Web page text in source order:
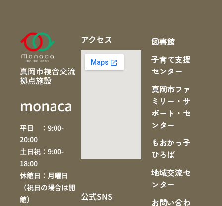
真岡市複合交流
拠点施設
monaca
平日 ：9:00-
20:00
土日祝：9:00-
18:00
休館日：月曜日
（祝日の場合は開
館）
アクセス
公式SNS
図書館
子育て支援
センター
真岡市ファ
ミリー・サ
ポート・セ
ンター
もおかっ子
ひろば
地域交流セ
ンター
お問い合わ